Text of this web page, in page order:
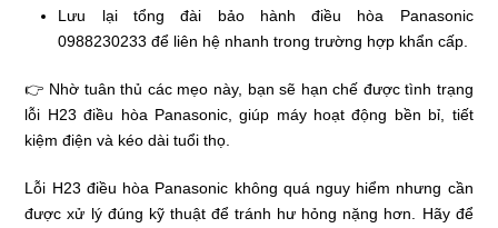
Lưu lại tổng đài bảo hành điều hòa Panasonic
0988230233 để liên hệ nhanh trong trường hợp khẩn cấp.
👉 Nhờ tuân thủ các mẹo này, bạn sẽ hạn chế được tình trạng
lỗi H23 điều hòa Panasonic, giúp máy hoạt động bền bỉ, tiết
kiệm điện và kéo dài tuổi thọ.
Lỗi H23 điều hòa Panasonic không quá nguy hiểm nhưng cần
được xử lý đúng kỹ thuật để tránh hư hỏng nặng hơn. Hãy để